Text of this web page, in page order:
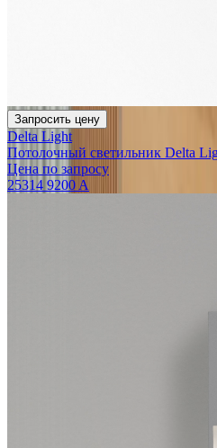
Запросить цену
Delta Light
Потолочный светильник Delta
Цена по запросу
25314 9200 A